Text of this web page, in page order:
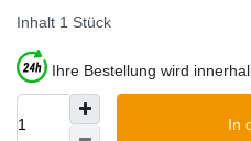
Inhalt 1 Stück
Ihre Bestellung wird
In